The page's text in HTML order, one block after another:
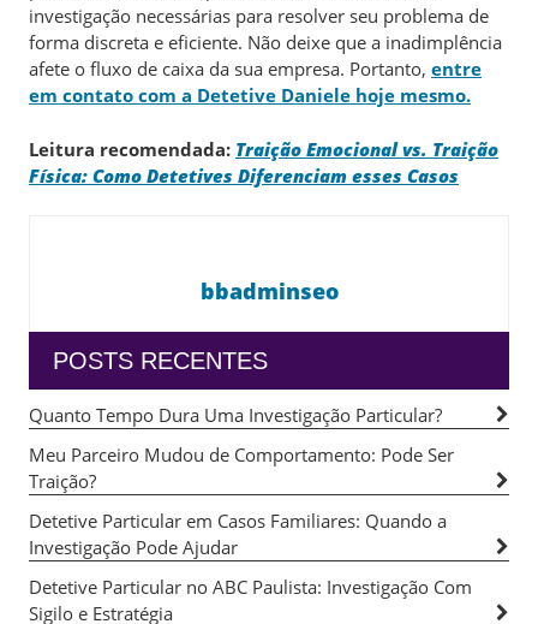
investigação necessárias para resolver seu problema de
forma discreta e eficiente. Não deixe que a inadimplência
afete o fluxo de caixa da sua empresa. Portanto, entre
em contato com a Detetive Daniele hoje mesmo.
Leitura recomendada: Traição Emocional vs. Traição
Física: Como Detetives Diferenciam esses Casos
bbadminseo
POSTS RECENTES
Quanto Tempo Dura Uma Investigação Particular?
Meu Parceiro Mudou de Comportamento: Pode Ser
Traição?
Detetive Particular em Casos Familiares: Quando a
Investigação Pode Ajudar
Detetive Particular no ABC Paulista: Investigação Com
Sigilo e Estratégia